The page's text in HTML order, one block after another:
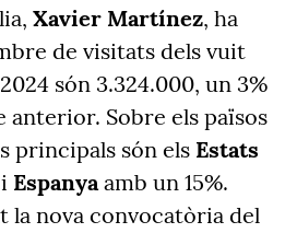
Xavier Martínez, ha
de visitats dels vuit
són 3.324.000, un 3%
anterior. Sobre els països
principals són els Estats
Espanyaamb un 15%.
la nova convocatòria del